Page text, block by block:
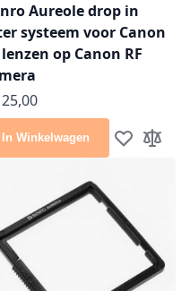
verlanglijst
om te vergelijken
Aureole drop in
systeem voor Canon
lenzen op Canon RF
In Winkelwagen Voeg toe